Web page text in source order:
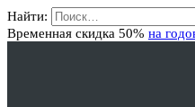
Найти:
Временная скидка 50% на